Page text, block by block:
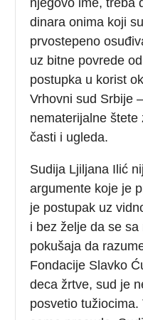
dinara onima koji
prvostepeno
uz bitne povrede
postupka u korist
Vrhovni sud Srbije
nematerijalne
časti i ugleda.
Sudija Ljiljana Ilić
argumente koje je
je postupak uz
i bez želje da se
pokušaja da
Fondacije Slavko
deca žrtve, sud je
posvetio tužiocima.